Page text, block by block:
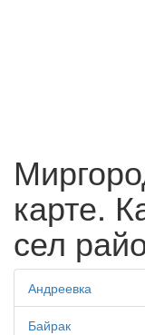
карте.
сел
Андреевка
Байрак